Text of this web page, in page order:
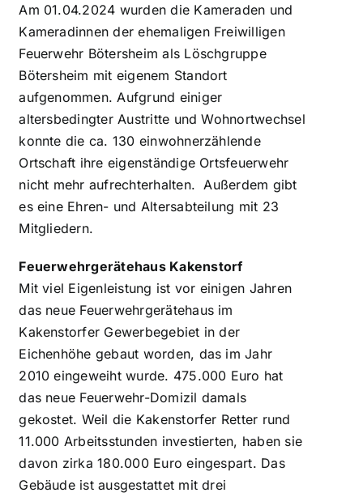
Am 01.04.2024 wurden die Kameraden und
Kameradinnen der ehemaligen Freiwilligen
Feuerwehr Bötersheim als Löschgruppe
Bötersheim mit eigenem Standort
aufgenommen. Aufgrund einiger
altersbedingter Austritte und Wohnortwechsel
konnte die ca. 130 einwohnerzählende
Ortschaft ihre eigenständige Ortsfeuerwehr
nicht mehr aufrechterhalten. Außerdem gibt
es eine Ehren- und Altersabteilung mit 23
Mitgliedern.
Feuerwehrgerätehaus Kakenstorf
Mit viel Eigenleistung ist vor einigen Jahren
das neue Feuerwehrgerätehaus im
Kakenstorfer Gewerbegebiet in der
Eichenhöhe gebaut worden, das im Jahr
2010 eingeweiht wurde. 475.000 Euro hat
das neue Feuerwehr-Domizil damals
gekostet. Weil die Kakenstorfer Retter rund
11.000 Arbeitsstunden investierten, haben sie
davon zirka 180.000 Euro eingespart. Das
Gebäude ist ausgestattet mit drei